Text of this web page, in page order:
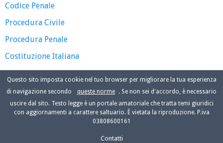
Codice Penale
Procedura Civile
Procedura Penale
Costituzione Italiana
Questo sito imposta cookie nel tuo browser per migliorare la tua esperienza
di navigazione secondo
queste norme
. Se non sei d'accordo, è necessario
uscire dal sito. Testo legge è un portale amatoriale che tratta temi giuridici
con aggiornamenti a carattere saltuario. È vietata la riproduzione. P.iva
03808600161
Contatti